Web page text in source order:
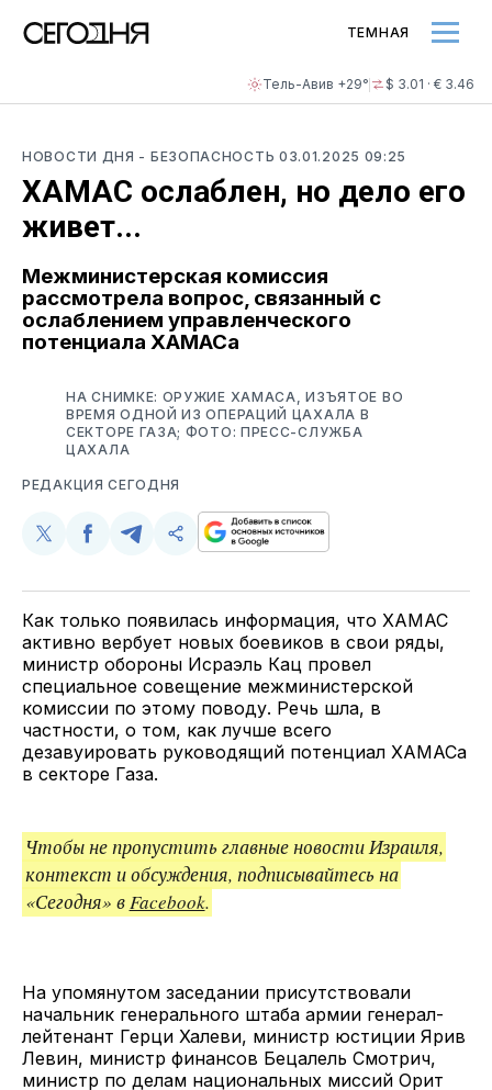
Тель-Авив +29° $ 3.01 · € 3.46
ТЕМНАЯ
НОВОСТИ ДНЯ - БЕЗОПАСНОСТЬ 03.01.2025 09:25
ХАМАС ослаблен, но дело его
живет...
Межминистерская комиссия
рассмотрела вопрос, связанный с
ослаблением управленческого
потенциала ХАМАСа
НА СНИМКЕ: ОРУЖИЕ ХАМАСА, ИЗЪЯТОЕ ВО
ВРЕМЯ ОДНОЙ ИЗ ОПЕРАЦИЙ ЦАХАЛА В
СЕКТОРЕ ГАЗА; ФОТО: ПРЕСС-СЛУЖБА
ЦАХАЛА
РЕДАКЦИЯ СЕГОДНЯ
Поделиться
Twitter
Поделиться
Facebook
Поделиться
Telegram
Скопируйте
поделитесь
Как только появилась информация, что ХАМАС
активно вербует новых боевиков в свои ряды,
министр обороны Исраэль Кац провел
специальное совещение межминистерской
комиссии по этому поводу. Речь шла, в
частности, о том, как лучше всего
дезавуировать руководящий потенциал ХАМАСа
в секторе Газа.
Чтобы не пропустить главные новости Израиля,
контекст и обсуждения, подписывайтесь на
«Сегодня» вFacebook.
На упомянутом заседании присутствовали
начальник генерального штаба армии генерал-
лейтенант Герци Халеви, министр юстиции Ярив
Левин, министр финансов Бецалель Смотрич,
министр по делам национальных миссий Орит